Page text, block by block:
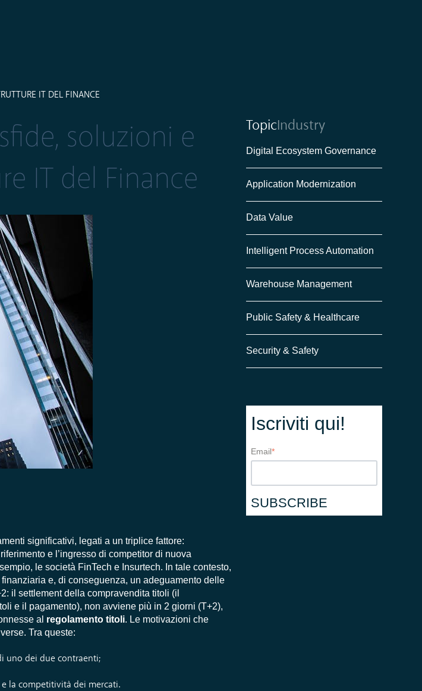
IT DEL FINANCE
soluzioni e
IT del Finance
significativi, legati a un triplice fattore:
e l’ingresso di competitor di nuova
le società FinTech e Insurtech. In tale contesto,
e, di conseguenza, un adeguamento delle
ilsettlementdella compravendita titoli (il
e il pagamento), non avviene più in 2 giorni (T+2),
al regolamento titoli. Le motivazioni che
Tra queste:
uno dei due contraenti;
la competitività dei mercati.
TopicIndustry
Digital Ecosystem Governance
Application Modernization
Data Value
Intelligent Process Automation
Warehouse Management
Public Safety & Healthcare
Security & Safety
Iscriviti qui!
Email*